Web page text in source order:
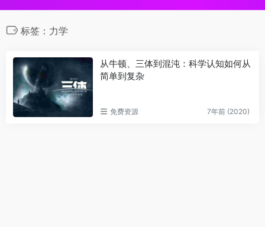
标签：力学
从牛顿、三体到混沌：科学认知如何从
简单到复杂
免费资源 7年前 (2020)